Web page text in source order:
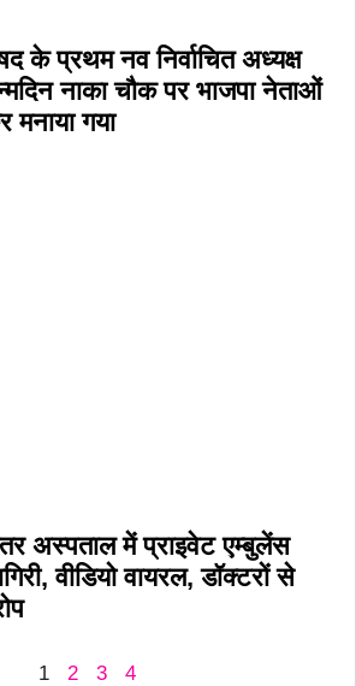
के प्रथम नव निर्वाचित अध्यक्ष
नाका चौक पर भाजपा नेताओं
मनाया गया
अस्पताल में प्राइवेट एम्बुलेंस
वीडियो वायरल, डॉक्टरों से
1 2 3 4